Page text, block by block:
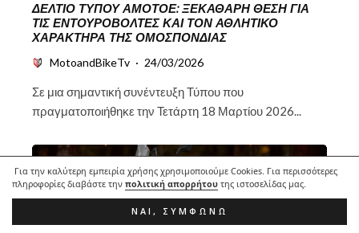
Για την καλύτερη εμπειρία χρήσης χρησιμοποιούμε Cookies. Για περισσότερες
πληροφορίες διαβάστε την πολιτική απορρήτου της ιστοσελίδας μας.
ΝΑΙ, ΣΥΜΦΩΝΏ
ΔΕΛΤΊΟ ΤΎΠΟΥ ΑΜΟΤΟΕ: ΞΕΚΆΘΑΡΗ ΘΈΣΗ ΓΙΑ
ΤΙΣ ΕΝΤΟΥΡΟΒΌΛΤΕΣ ΚΑΙ ΤΟΝ ΑΘΛΗΤΙΚΌ
ΧΑΡΑΚΤΉΡΑ ΤΗΣ ΟΜΟΣΠΟΝΔΊΑΣ
MotoandBikeTv · 24/03/2026
Σε μια σημαντική συνέντευξη Τύπου που
πραγματοποιήθηκε την Τετάρτη 18 Μαρτίου 2026...